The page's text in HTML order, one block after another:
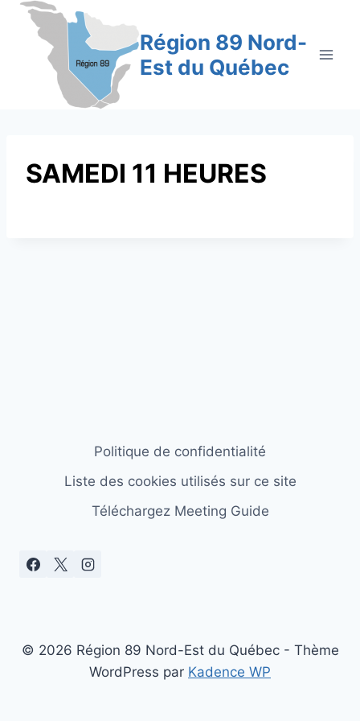
Aller
contenu
Région 89 Nord-
Est du Québec
SAMEDI 11 HEURES
Politique de confidentialité
Liste des cookies utilisés sur ce site
Téléchargez Meeting Guide
© 2026 Région 89 Nord-Est du Québec - Thème
WordPress par Kadence WP